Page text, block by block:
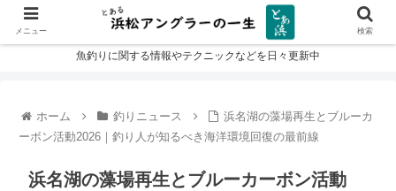
魚釣りに関する情報やテクニックなどを日々更新中
ホーム 釣りニュース
浜名湖の藻場再生とブルーカ
ーボン活動2026｜釣り人が知るべき海洋環境回復の最前線
浜名湖の藻場再生とブルーカーボン活動
メニュー 検索